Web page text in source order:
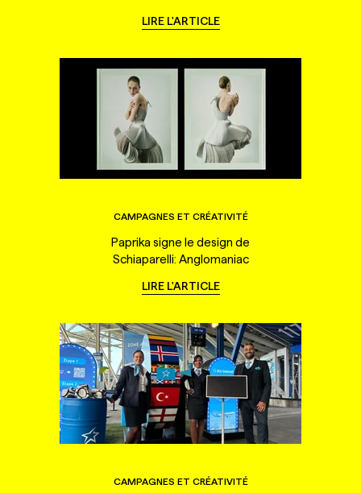
LIRE L'ARTICLE
CAMPAGNES ET CRÉATIVITÉ
Paprika signe le design de
Schiaparelli: Anglomaniac
LIRE L'ARTICLE
CAMPAGNES ET CRÉATIVITÉ